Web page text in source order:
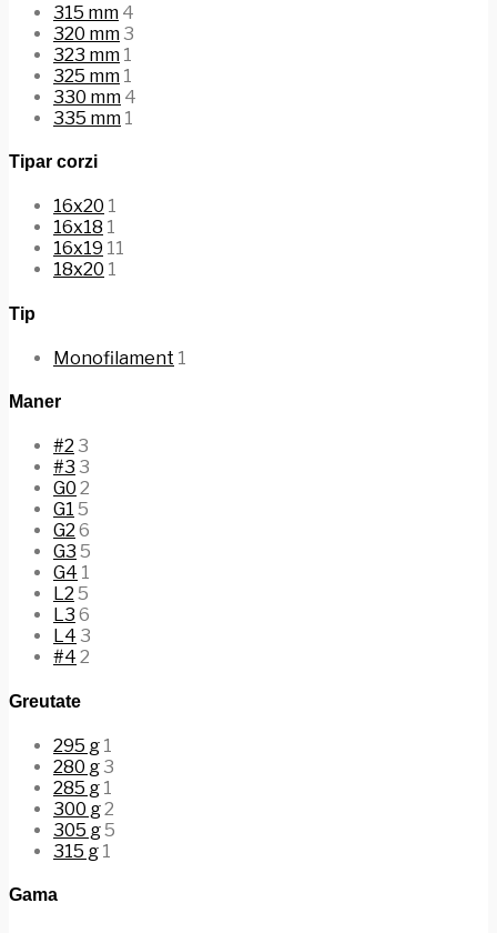
315 mm 4
320 mm3
323 mm 1
325 mm 1
330 mm 4
335 mm 1
Tipar corzi
16x20 1
16x18 1
16x19 11
18x20 1
Tip
Monofilament 1
Maner
#2 3
#3 3
G0 2
G1 5
G2 6
G3 5
G4 1
L2 5
L3 6
L4 3
#4 2
Greutate
295 g 1
280 g3
285 g 1
300 g2
305 g5
315 g 1
Gama